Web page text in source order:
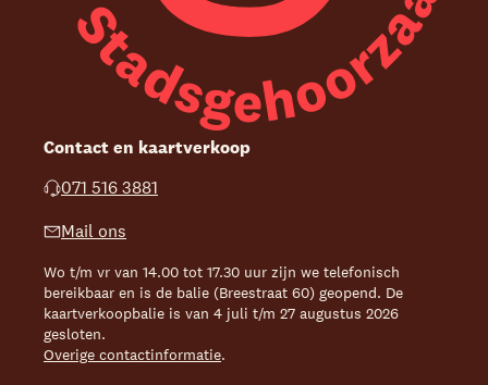
Contact en kaartverkoop
071 516 3881
Mail ons
Wo t/m vr van 14.00 tot 17.30 uur zijn we telefonisch
bereikbaar en is de balie (Breestraat 60) geopend. De
kaartverkoopbalie is van 4 juli t/m 27 augustus 2026
gesloten.
Overige contactinformatie.